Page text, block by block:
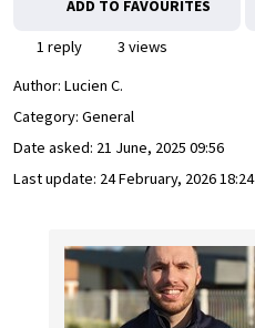
ADD TO FAVOURITES
1 reply
3 views
Author: Lucien C.
Category: General
Date asked: 21 June, 2025 09:56
Last update: 24 February, 2026 18:24